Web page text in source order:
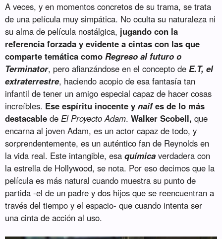
A veces, y en momentos concretos de su trama, se trata
de una película muy simpática. No oculta su naturaleza ni
su alma de película nostálgica, jugando con la
referencia forzada y evidente a cintas con las que
comparte temática comoRegreso al futuro o
Terminator, pero afianzándose en el concepto deE.T, el
extraterrestre, haciendo acopio de esa fantasía tan
infantil de tener un amigo especial capaz de hacer cosas
increíbles. Ese espíritu inocente ynaifes de lo más
destacable deEl Proyecto Adam.Walker Scobell, que
encarna al joven Adam, es un actor capaz de todo, y
sorprendentemente, es un auténtico fan de Reynolds en
la vida real. Este intangible, esaquímica verdadera con
la estrella de Hollywood, se nota. Por eso decimos que la
película es más natural cuando muestra su punto de
partida -el de un padre y dos hijos que se reencuentran a
través del tiempo y el espacio- que cuando intenta ser
una cinta de acción al uso.